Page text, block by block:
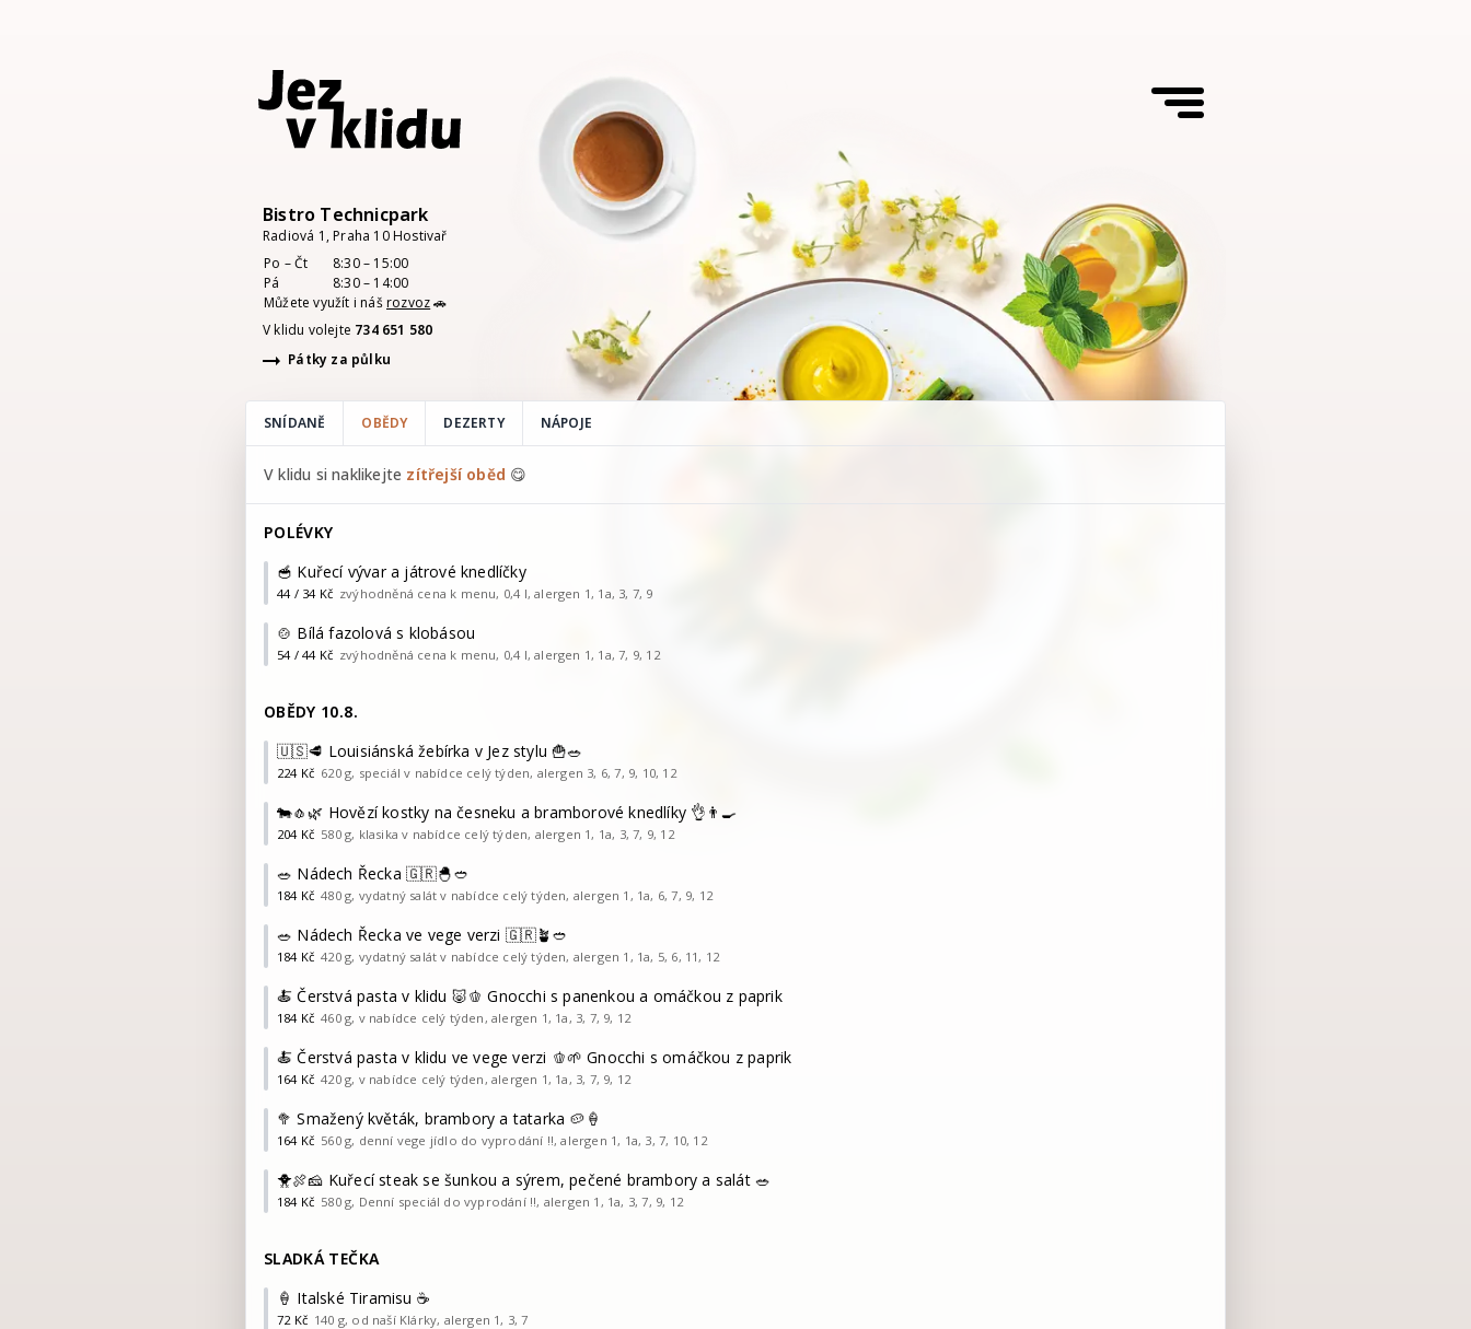
Bistro Technicpark
Radiová 1, Praha 10 Hostivař
Po – Čt
8:30– 15:00
Pá
8:30– 14:00
Můžete využít i nášrozvoz🚗
V klidu volejte 734 651 580
Pátky za půlku
SNÍDANĚ OBĚDY DEZERTY NÁPOJE
V klidu si naklikejte zítřejší oběd 😋
POLÉVKY
🥣 Kuřecí vývar a játrové knedlíčky
44 / 34Kč zvýhodněná cena k menu, 0,4 l, alergen 1, 1a, 3, 7, 9
🍲 Bílá fazolová s klobásou
54 / 44Kč zvýhodněná cena k menu, 0,4 l, alergen 1, 1a, 7, 9, 12
OBĚDY 10.8.
🇺🇸🥩 Louisiánská žebírka v Jez stylu 🍟🥗
224Kč 620 g, speciál v nabídce celý týden, alergen 3, 6, 7, 9, 10, 12
🐄🧄🌿 Hovězí kostky na česneku a bramborové knedlíky 👌👨‍🍳
204Kč 580 g, klasika v nabídce celý týden, alergen 1, 1a, 3, 7, 9, 12
🥗 Nádech Řecka 🇬🇷🐣🥙
184Kč 480 g, vydatný salát v nabídce celý týden, alergen 1, 1a, 6, 7, 9, 12
🥗 Nádech Řecka ve vege verzi 🇬🇷🪴🥙
184Kč 420 g, vydatný salát v nabídce celý týden, alergen 1, 1a, 5, 6, 11, 12
🍝 Čerstvá pasta v klidu 🐷🫑 Gnocchi s panenkou a omáčkou z paprik
184Kč 460 g, v nabídce celý týden, alergen 1, 1a, 3, 7, 9, 12
🍝 Čerstvá pasta v klidu ve vege verzi 🫑🌱 Gnocchi s omáčkou z paprik
164Kč 420 g, v nabídce celý týden, alergen 1, 1a, 3, 7, 9, 12
🥦 Smažený květák, brambory a tatarka 🥔🍦
164Kč 560 g, denní vege jídlo do vyprodání !!, alergen 1, 1a, 3, 7, 10, 12
🐥🍖🧀 Kuřecí steak se šunkou a sýrem, pečené brambory a salát 🥗
184Kč 580 g, Denní speciál do vyprodání !!, alergen 1, 1a, 3, 7, 9, 12
SLADKÁ TEČKA
🍦 Italské Tiramisu ☕️
72Kč 140 g, od naší Klárky, alergen 1, 3, 7